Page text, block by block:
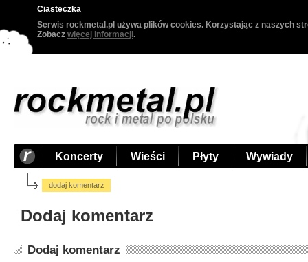
Ciasteczka
Serwis rockmetal.pl używa plików cookies. Korzystając z naszych
Zobacz więcej informacji.
Koncerty Wieści Płyty Wywiady
dodaj komentarz
Dodaj komentarz
Dodaj komentarz